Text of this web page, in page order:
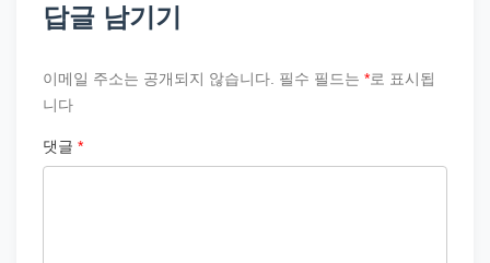
답글 남기기
이메일 주소는 공개되지 않습니다. 필수 필드는 *로 표시됩
니다
댓글 *